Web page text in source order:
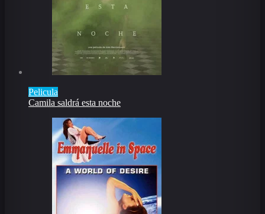
Pelicula
Camila saldrá esta noche